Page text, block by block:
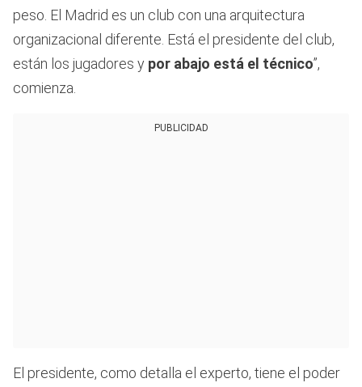
peso. El Madrid es un club con una arquitectura
organizacional diferente. Está el presidente del club,
están los jugadores y por abajo está el técnico”,
comienza.
PUBLICIDAD
El presidente, como detalla el experto, tiene el poder